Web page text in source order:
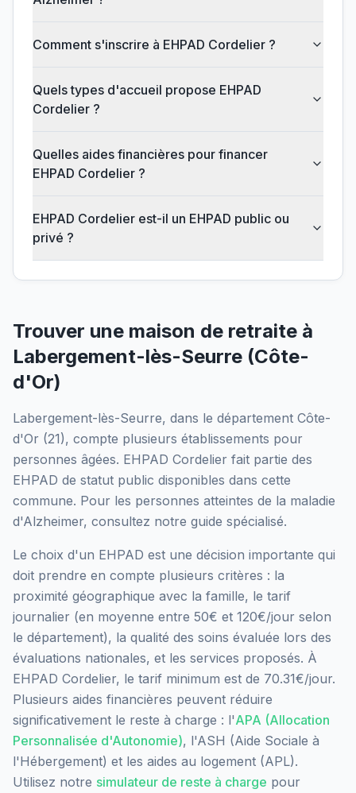
Comment s'inscrire à EHPAD Cordelier ?
Quels types d'accueil propose EHPAD
Cordelier ?
Quelles aides financières pour financer
EHPAD Cordelier ?
EHPAD Cordelier est-il un EHPAD public ou
privé ?
Trouver une maison de retraite à
Labergement-lès-Seurre (Côte-
d'Or)
Labergement-lès-Seurre, dans le département Côte-
d'Or (21), compte plusieurs établissements pour
personnes âgées. EHPAD Cordelier fait partie des
EHPAD de statut public disponibles dans cette
commune. Pour les personnes atteintes de la maladie
d'Alzheimer, consultez notre guide spécialisé.
Le choix d'un EHPAD est une décision importante qui
doit prendre en compte plusieurs critères : la
proximité géographique avec la famille, le tarif
journalier (en moyenne entre 50€ et 120€/jour selon
le département), la qualité des soins évaluée lors des
évaluations nationales, et les services proposés. À
EHPAD Cordelier, le tarif minimum est de 70.31€/jour.
Plusieurs aides financières peuvent réduire
significativement le reste à charge : l'APA (Allocation
Personnalisée d'Autonomie), l'ASH (Aide Sociale à
l'Hébergement) et les aides au logement (APL).
Utilisez notre simulateur de reste à charge pour